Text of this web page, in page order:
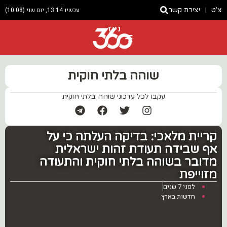
צ'ט יצירת קשר עכשיו 13:14, יום שני (10.08)
ניוז
שוהה בלתי חוקית
עקבו לכל עדכוני שוהה בלתי חוקית
קריית מלאכי: בדיקה העלתה כי על
אף שבידה תעודת זהות ישראלית
מדובר בשוהה בלתי חוקית והתעודה
מזוייפת
לפני 7 שנים
חדשות בארץ